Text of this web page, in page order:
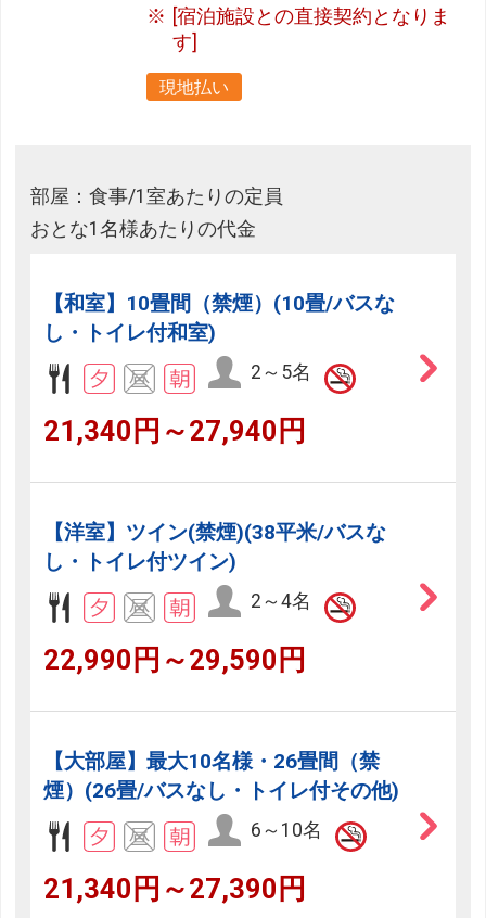
[宿泊施設との直接契約となりま
す]
現地払い
部屋：食事/1室あたりの定員
おとな1名様あたりの代金
【和室】10畳間（禁煙）(10畳/バスな
し・トイレ付和室)
2～5名
21,340円～27,940円
【洋室】ツイン(禁煙)(38平米/バスな
し・トイレ付ツイン)
2～4名
22,990円～29,590円
【大部屋】最大10名様・26畳間（禁
煙）(26畳/バスなし・トイレ付その他)
6～10名
21,340円～27,390円